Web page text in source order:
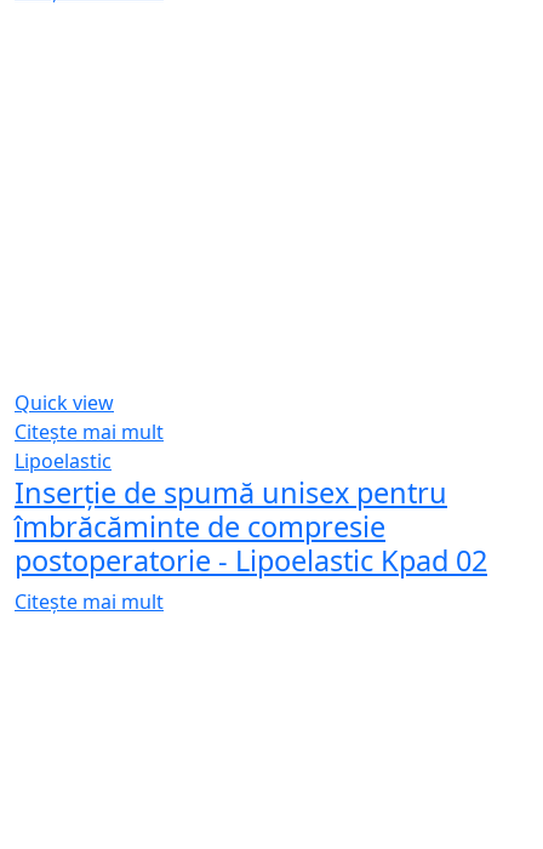
Contact
+373 69 958 359
Luni – Vineri: 9:00-17:00
str. Constantin Brâncuși 112, of. 8,
Chisinau, MD-2060, Rep. Moldova